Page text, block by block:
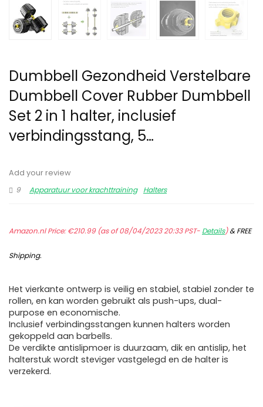
Dumbbell Gezondheid Verstelbare
Dumbbell Cover Rubber Dumbbell
Set 2 in 1 halter, inclusief
verbindingsstang, 5…
Add your review
9
Apparatuur voor krachttraining Halters
Amazon.nl Price:€210.99(as of 08/04/2023 20:33 PST- Details)&FREE
Shipping.
Het vierkante ontwerp is veilig en stabiel, stabiel zonder te
rollen, en kan worden gebruikt als push-ups, dual-
purpose en economische.
Inclusief verbindingsstangen kunnen halters worden
gekoppeld aan barbells.
De verdikte antislipmoer is duurzaam, dik en antislip, het
halterstuk wordt steviger vastgelegd en de halter is
verzekerd.